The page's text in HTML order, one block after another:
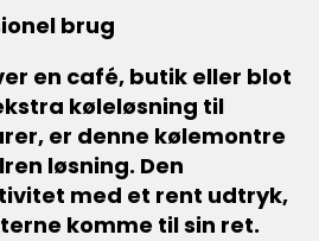
brug
en café, butik eller blot
køleløsning til
er denne kølemontre
løsning. Den
med et rent udtryk,
komme til sin ret.